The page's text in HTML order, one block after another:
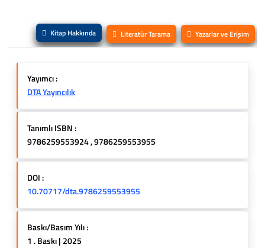
Kitap Hakkında Literatür Tarama Yazarlar ve Erişim
Yayımcı :
DTA Yayıncılık
Tanımlı ISBN :
9786259553924 , 9786259553955
DOI :
10.70717/dta.9786259553955
Baskı/Basım Yılı :
1 . Baskı | 2025